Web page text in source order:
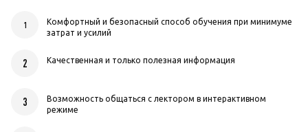
1
Комфортный и безопасный способ обучения при минимуме
затрат и усилий
2 Качественная и только полезная информация
3
Возможность общаться с лектором в интерактивном
режиме